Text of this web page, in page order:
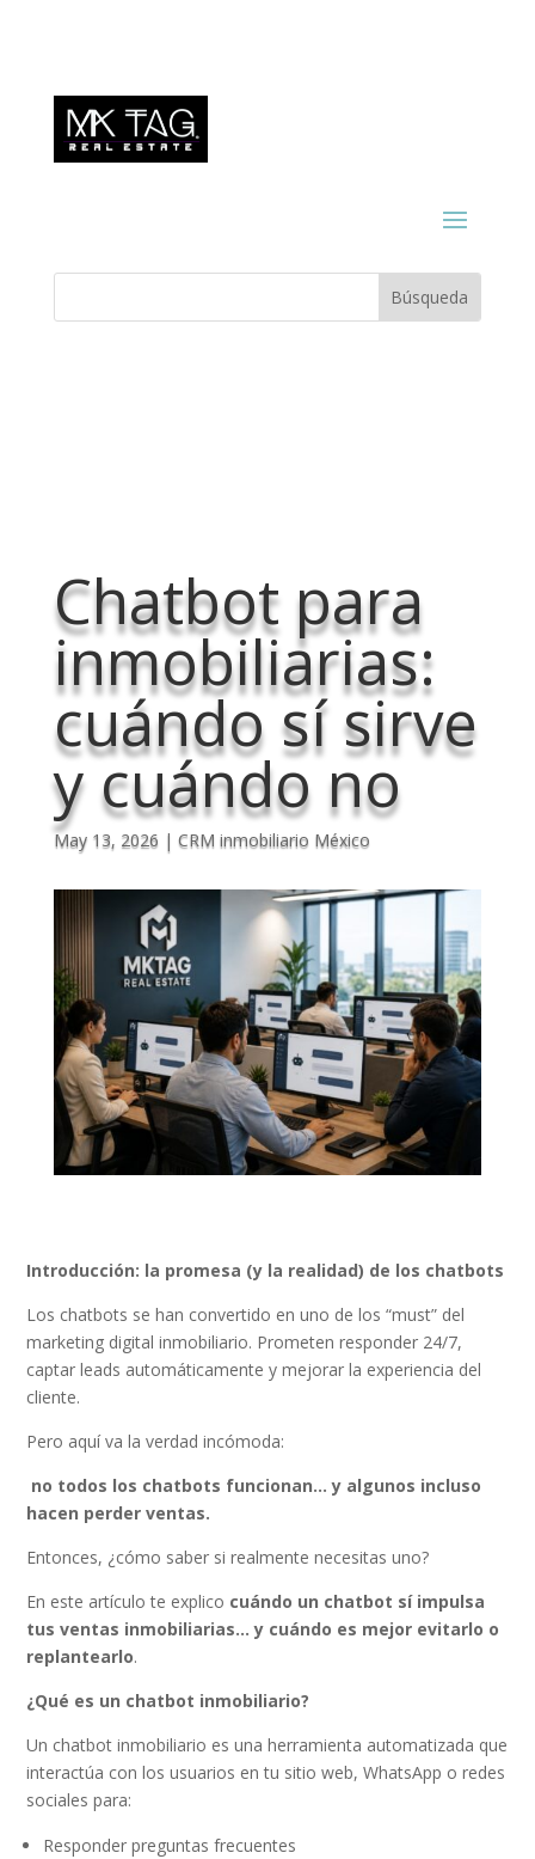
Chatbot para
inmobiliarias:
cuándo sí sirve
y cuándo no
May 13, 2026 | CRM inmobiliario México
Introducción: la promesa (y la realidad) de los chatbots
Los chatbots se han convertido en uno de los “must” del
marketing digital inmobiliario. Prometen responder 24/7,
captar leads automáticamente y mejorar la experiencia del
cliente.
Pero aquí va la verdad incómoda:
no todos los chatbots funcionan… y algunos incluso
hacen perder ventas.
Entonces, ¿cómo saber si realmente necesitas uno?
En este artículo te explico cuándo un chatbot sí impulsa
tus ventas inmobiliarias… y cuándo es mejor evitarlo o
replantearlo.
¿Qué es un chatbot inmobiliario?
Un chatbot inmobiliario es una herramienta automatizada que
interactúa con los usuarios en tu sitio web, WhatsApp o redes
sociales para:
Responder preguntas frecuentes